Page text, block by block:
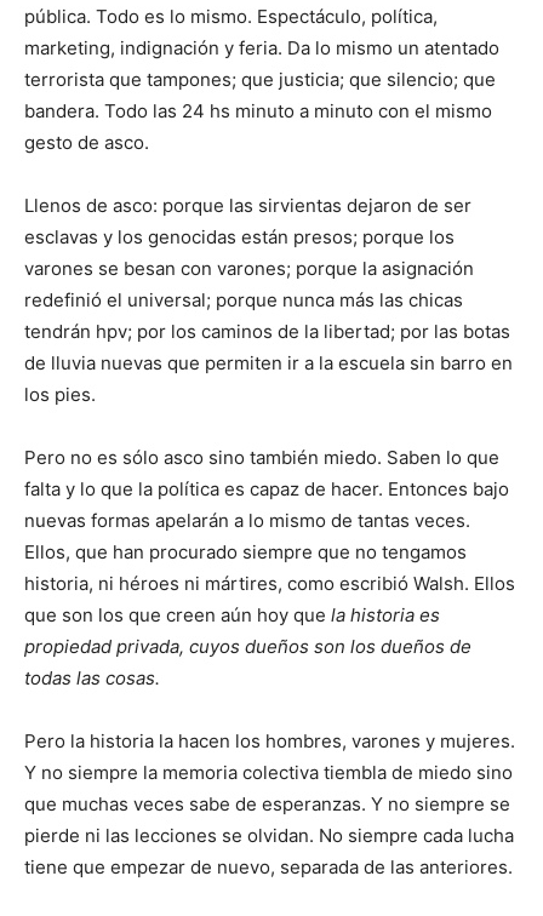
pública. Todo es lo mismo. Espectáculo, política,
marketing, indignación y feria. Da lo mismo un atentado
terrorista que tampones; que justicia; que silencio; que
bandera. Todo las 24 hs minuto a minuto con el mismo
gesto de asco.
Llenos de asco: porque las sirvientas dejaron de ser
esclavas y los genocidas están presos; porque los
varones se besan con varones; porque la asignación
redefinió el universal; porque nunca más las chicas
tendrán hpv; por los caminos de la libertad; por las botas
de lluvia nuevas que permiten ir a la escuela sin barro en
los pies.
Pero no es sólo asco sino también miedo. Saben lo que
falta y lo que la política es capaz de hacer. Entonces bajo
nuevas formas apelarán a lo mismo de tantas veces.
Ellos, que han procurado siempre que no tengamos
historia, ni héroes ni mártires, como escribió Walsh. Ellos
que son los que creen aún hoy que la historia es
propiedad privada, cuyos dueños son los dueños de
todas las cosas.
Pero la historia la hacen los hombres, varones y mujeres.
Y no siempre la memoria colectiva tiembla de miedo sino
que muchas veces sabe de esperanzas. Y no siempre se
pierde ni las lecciones se olvidan. No siempre cada lucha
tiene que empezar de nuevo, separada de las anteriores.